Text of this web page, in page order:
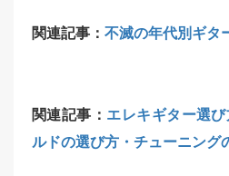
関連記事： 不滅の年代別ギタ
関連記事： エレキギター選
ルドの選び方・チューニング